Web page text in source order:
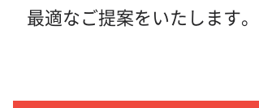
最適なご提案をいたします。